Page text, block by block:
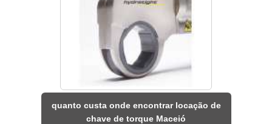
quanto custa onde encontrar locação de
chave de torque Maceió